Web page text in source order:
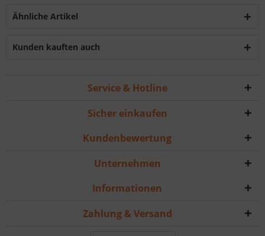
Ähnliche Artikel
Kunden kauften auch
Service & Hotline
Sicher einkaufen
Kundenbewertung
Unternehmen
Informationen
Zahlung & Versand